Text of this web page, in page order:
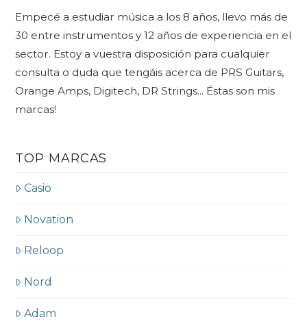
Empecé a estudiar música a los 8 años, llevo más de
30 entre instrumentos y 12 años de experiencia en el
sector. Estoy a vuestra disposición para cualquier
consulta o duda que tengáis acerca de PRS Guitars,
Orange Amps, Digitech, DR Strings... Éstas son mis
marcas!
TOP MARCAS
Casio
Novation
Reloop
Nord
Adam